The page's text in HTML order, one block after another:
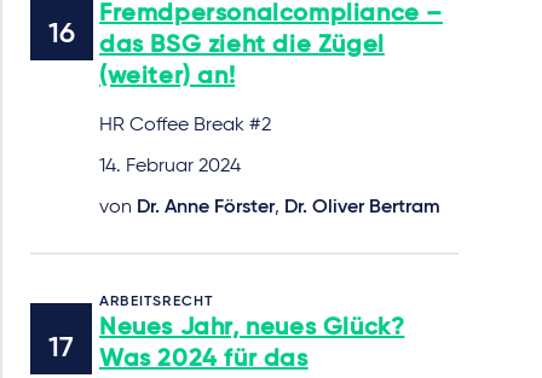
Fremdpersonalcompliance –
das BSG zieht die Zügel
(weiter) an!
HR Coffee Break #2
14. Februar 2024
von Dr. Anne Förster, Dr. Oliver Bertram
ARBEITSRECHT
Neues Jahr, neues Glück?
Was 2024 für das